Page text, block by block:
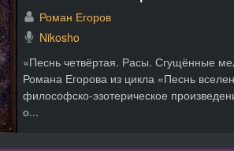
Роман Егоров
Nikosho
«Песнь четвёртая. Расы. Сгущённые
Романа Егорова из цикла «Песнь
философско-эзотерическое
о...